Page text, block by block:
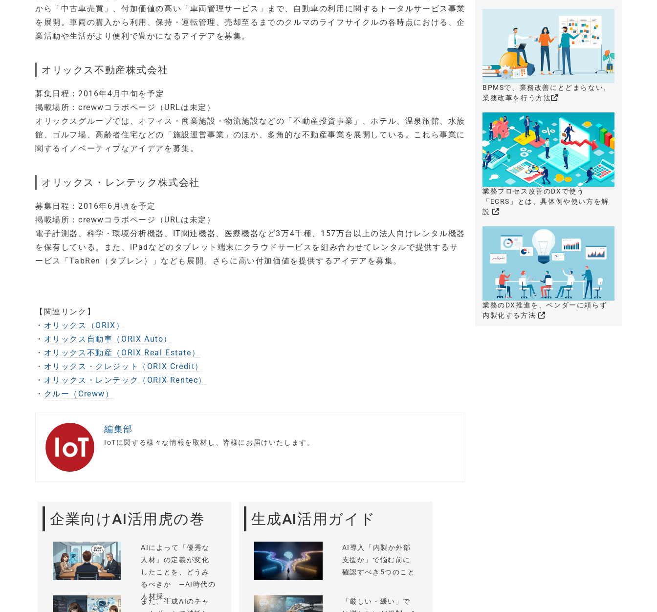
から「中古車売買」、付加価値の高い「車両管理サービス」まで、自動車の利用に関するトータルサービス事業
を展開。車両の購入から利用、保持・運転管理、売却至るまでのクルマのライフサイクルの各時点における、企
業活動や生活がより便利で豊かになるアイデアを募集。
オリックス不動産株式会社
募集日程：2016年4月中旬を予定
掲載場所：crewwコラボページ（URLは未定）
オリックスグループでは、オフィス・商業施設・物流施設などの「不動産投資事業」、ホテル、温泉旅館、水族
館、ゴルフ場、高齢者住宅などの「施設運営事業」のほか、多角的な不動産事業を展開している。これら事業に
関するイノベーティブなアイデアを募集。
オリックス・レンテック株式会社
募集日程：2016年6月頃を予定
掲載場所：crewwコラボページ（URLは未定）
電子計測器、科学・環境分析機器、IT関連機器、医療機器など3万4千種、157万台以上の法人向けレンタル機器
を保有している。また、iPadなどのタブレット端末にクラウドサービスを組み合わせてレンタルで提供するサ
ービス「TabRen（タブレン）」なども展開。さらに高い付加価値を提供するアイデアを募集。
【関連リンク】
・ オリックス（ORIX）
・ オリックス自動車（ORIX Auto）
・ オリックス不動産（ORIX Real Estate）
・ オリックス・クレジット（ORIX Credit）
・ オリックス・レンテック（ORIX Rentec）
・ クルー（Creww）
編集部
IoTに関する様々な情報を取材し、皆様にお届けいたします。
企業向けAI活用虎の巻
AIによって「優秀な
人材」の定義が変化
したことを、どうみ
るべきか —AI時代の
人材採...
まだ、生成AIのチャ
生成AI活用ガイド
AI導入「内製か外部
支援か」で悩む前に
確認すべき5つのこと
「厳しい・緩い」で
BPMSで、業務改善にとどまらない、
業務改革を行う方法
業務プロセス改善のDXで使う
「ECRS」とは、具体例や使い方を解
説
業務のDX推進を、ベンダーに頼らず
内製化する方法